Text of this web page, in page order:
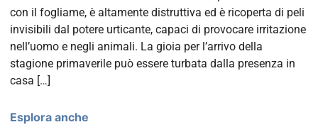
con il fogliame, è altamente distruttiva ed è ricoperta di peli
invisibili dal potere urticante, capaci di provocare irritazione
nell’uomo e negli animali. La gioia per l’arrivo della
stagione primaverile può essere turbata dalla presenza in
casa […]
Esplora anche